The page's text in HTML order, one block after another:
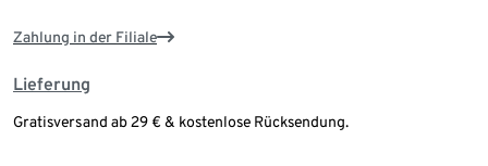
Zahlung in der Filiale
Lieferung
Gratisversand ab 29 € & kostenlose Rücksendung.